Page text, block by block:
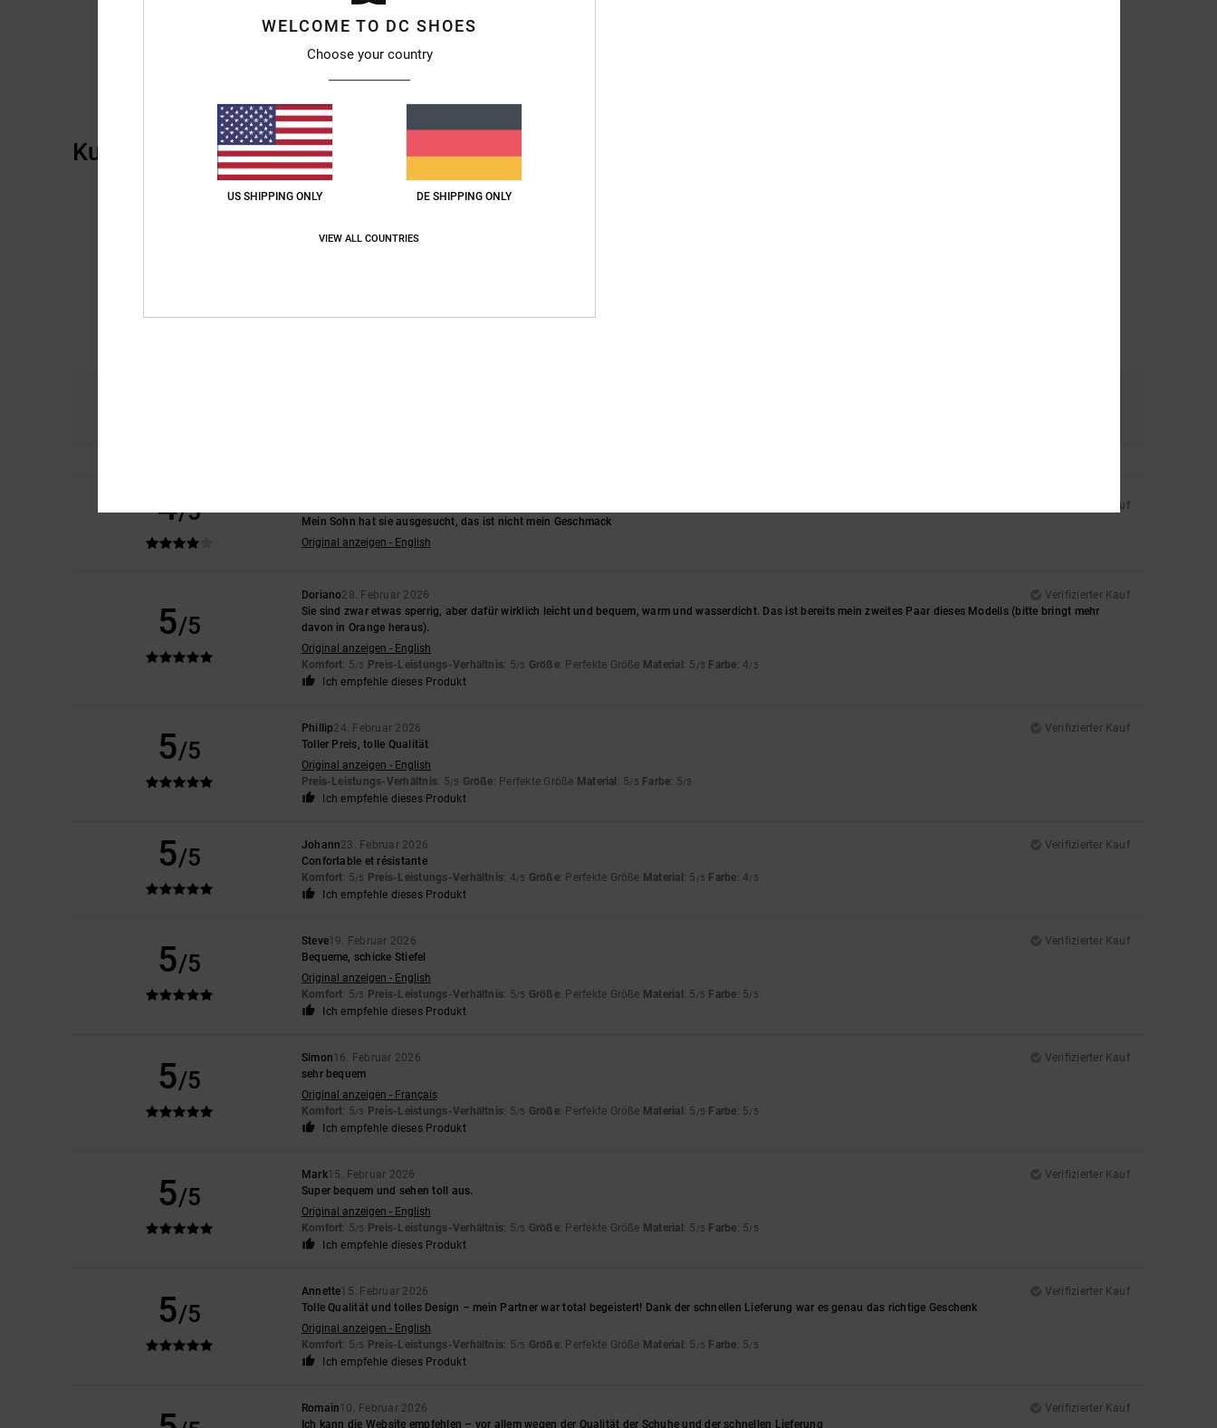
Kundenbewertungen
4/5
Verifizierter Kauf
Mein Sohn hat sie ausgesucht, das ist nicht mein Geschmack
Original anzeigen - English
5/5
Doriano28. Februar 2026
Verifizierter Kauf
Sie sind zwar etwas sperrig, aber dafür wirklich leicht und bequem, warm und wasserdicht. Das ist bereits mein zweites Paar dieses Modells (bitte bringt mehr
davon in Orange heraus).
Original anzeigen - English
Komfort: 5/5 Preis-Leistungs-Verhältnis: 5/5 Größe: Perfekte Größe Material : 5 /5 Farbe: 4/5
Ich empfehle dieses Produkt
5/5
Phillip24. Februar 2026
Verifizierter Kauf
Toller Preis, tolle Qualität
Original anzeigen - English
Preis-Leistungs-Verhältnis: 5/5 Größe: Perfekte Größe Material : 5/5 Farbe: 5/5
Ich empfehle dieses Produkt
5/5 Johann23. Februar 2026
Verifizierter Kauf
Confortable et résistante
Komfort: 5/5 Preis-Leistungs-Verhältnis: 4/5 Größe: Perfekte Größe Material : 5 /5 Farbe: 4/5
Ich empfehle dieses Produkt
5/5
Steve19. Februar 2026
Verifizierter Kauf
Bequeme, schicke Stiefel
Original anzeigen - English
Komfort: 5/5 Preis-Leistungs-Verhältnis: 5/5 Größe: Perfekte Größe Material : 5 /5 Farbe: 5/5
Ich empfehle dieses Produkt
5/5
Simon16. Februar 2026
Verifizierter Kauf
sehr bequem
Original anzeigen - Français
Komfort: 5/5 Preis-Leistungs-Verhältnis: 5/5 Größe: Perfekte Größe Material : 5 /5 Farbe: 5/5
Ich empfehle dieses Produkt
5/5
Mark15. Februar 2026
Verifizierter Kauf
Super bequem und sehen toll aus.
Original anzeigen - English
Komfort: 5/5 Preis-Leistungs-Verhältnis: 5/5 Größe: Perfekte Größe Material : 5 /5 Farbe: 5/5
Ich empfehle dieses Produkt
5/5
Annette15. Februar 2026
Verifizierter Kauf
Tolle Qualität und tolles Design – mein Partner war total begeistert! Dank der schnellen Lieferung war es genau das richtige Geschenk
Original anzeigen - English
Komfort: 5/5 Preis-Leistungs-Verhältnis: 5/5 Größe: Perfekte Größe Material : 5 /5 Farbe: 5/5
Ich empfehle dieses Produkt
Romain10. Februar 2026
Verifizierter Kauf
Ich kann die Website empfehlen – vor allem wegen der Qualität der Schuhe und der schnellen Lieferung
WELCOME TO DC SHOES
Choose your country
US SHIPPING ONLY DE SHIPPING ONLY
VIEW ALL COUNTRIES